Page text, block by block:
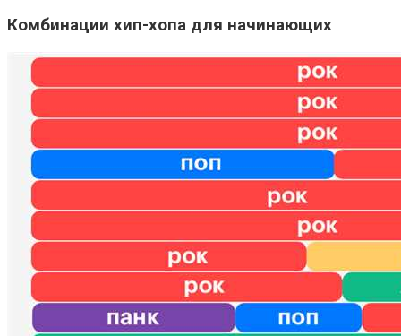
Комбинации хип-хопа для начинающих